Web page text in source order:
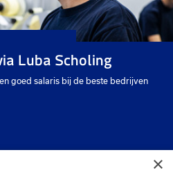
Luba Scholing
goed salaris bij de beste bedrijven
×